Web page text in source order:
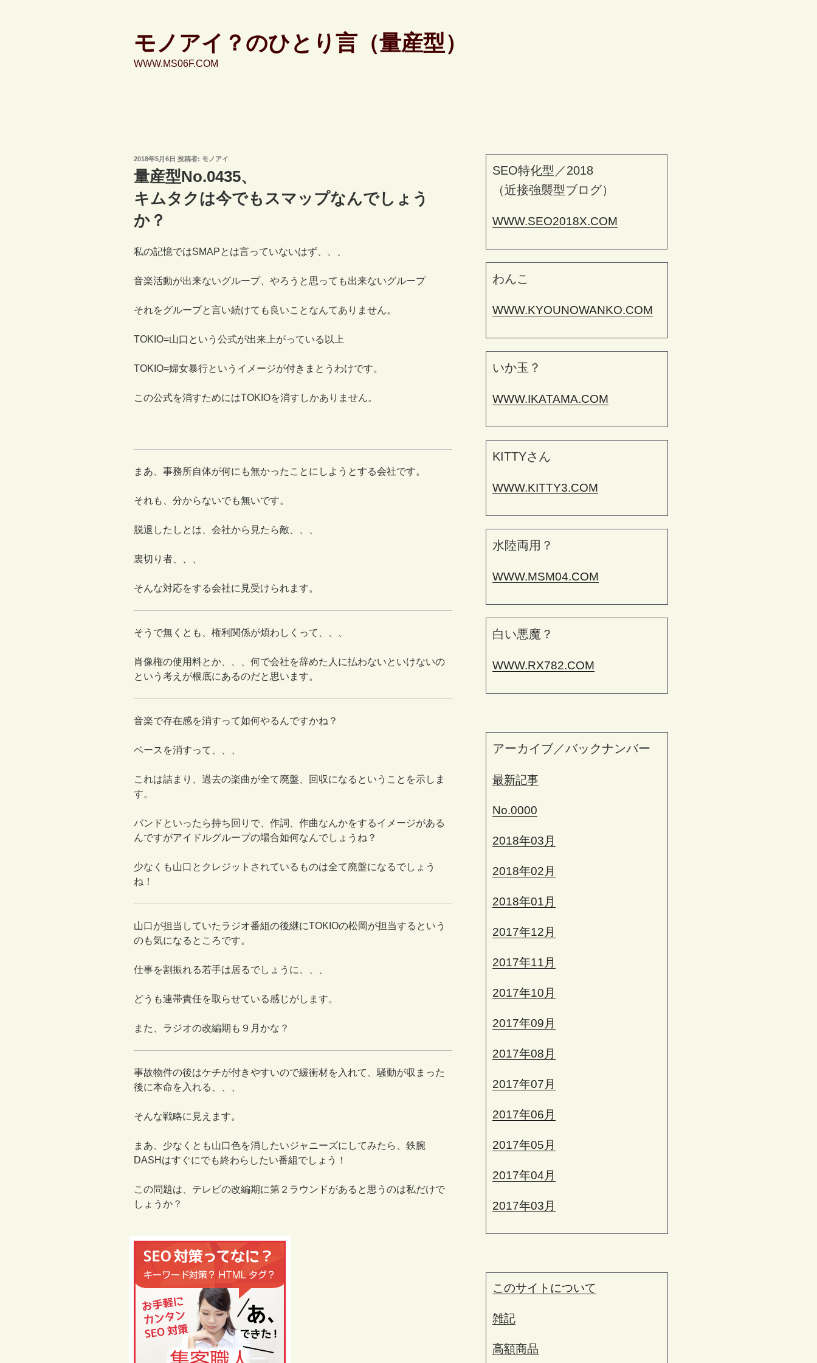
モノアイ？のひとり言（量産型）
WWW.MS06F.COM
投
稿
日:
2018年5月6日 投稿者: モノアイ
量産型No.0435、
キムタクは今でもスマップなんでしょう
か？
私の記憶ではSMAPとは言っていないはず、、、
音楽活動が出来ないグループ、やろうと思っても出来ないグループ
それをグループと言い続けても良いことなんてありません。
TOKIO=山口という公式が出来上がっている以上
TOKIO=婦女暴行というイメージが付きまとうわけです。
この公式を消すためにはTOKIOを消すしかありません。
まあ、事務所自体が何にも無かったことにしようとする会社です。
それも、分からないでも無いです。
脱退したしとは、会社から見たら敵、、、
裏切り者、、、
そんな対応をする会社に見受けられます。
そうで無くとも、権利関係が煩わしくって、、、
肖像権の使用料とか、、、何で会社を辞めた人に払わないといけないの
という考えが根底にあるのだと思います。
音楽で存在感を消すって如何やるんですかね？
ベースを消すって、、、
これは詰まり、過去の楽曲が全て廃盤、回収になるということを示しま
す。
バンドといったら持ち回りで、作詞、作曲なんかをするイメージがある
んですがアイドルグループの場合如何なんでしょうね？
少なくも山口とクレジットされているものは全て廃盤になるでしょう
ね！
山口が担当していたラジオ番組の後継にTOKIOの松岡が担当するという
のも気になるところです。
仕事を割振れる若手は居るでしょうに、、、
どうも連帯責任を取らせている感じがします。
また、ラジオの改編期も９月かな？
事故物件の後はケチが付きやすいので緩衝材を入れて、騒動が収まった
後に本命を入れる、、、
そんな戦略に見えます。
まあ、少なくとも山口色を消したいジャニーズにしてみたら、鉄腕
DASHはすぐにでも終わらしたい番組でしょう！
この問題は、テレビの改編期に第２ラウンドがあると思うのは私だけで
しょうか？
SEO特化型／2018
（近接強襲型ブログ）
WWW.SEO2018X.COM
わんこ
WWW.KYOUNOWANKO.COM
いか玉？
WWW.IKATAMA.COM
KITTYさん
WWW.KITTY3.COM
水陸両用？
WWW.MSM04.COM
白い悪魔？
WWW.RX782.COM
アーカイブ／バックナンバー
最新記事
No.0000
2018年03月
2018年02月
2018年01月
2017年12月
2017年11月
2017年10月
2017年09月
2017年08月
2017年07月
2017年06月
2017年05月
2017年04月
2017年03月
このサイトについて
雑記
高額商品